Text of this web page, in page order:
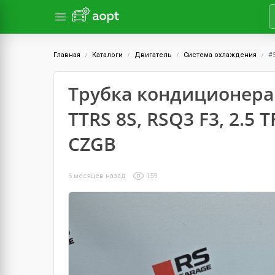
Главная Каталоги Двигатель Система охлаждения
Трубка
TTRS 8S, RSQ3 F3, 2.5
CZGB
6 месяцев назад 159